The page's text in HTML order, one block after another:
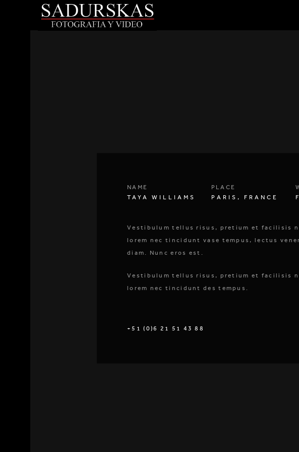
NAME
TAYA WILLIAMS
PLACE
PARIS, FRANCE
Vestibulum tellus risus, pretium et facilisis
lorem nec tincidunt vase tempus, lectus
diam. Nunc eros est.
Vestibulum tellus risus, pretium et facilisis
lorem nec tincidunt des tempus.
+51 (0)6 21 51 43 88